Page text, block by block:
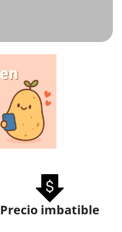
Precio imbatible